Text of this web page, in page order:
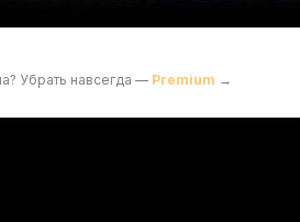
Убрать навсегда — Premium →